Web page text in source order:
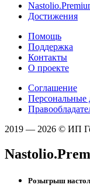
Достижения
Помощь
Поддержка
Контакты
О проекте
Соглашение
Персональные
2019 — 2026 © ИП
Розыгрыш